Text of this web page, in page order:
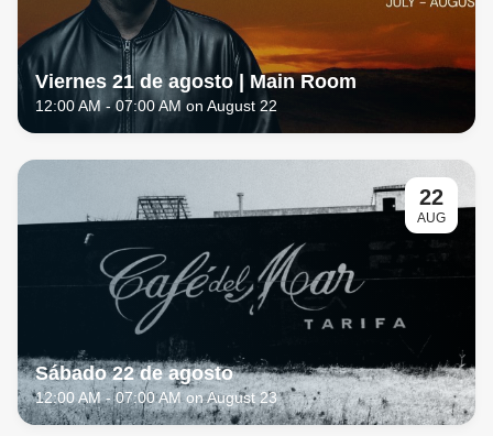
Viernes 21 de agosto | Main Room
12:00 AM- 07:00 AM on August 22
22
AUG
Sábado 22 de agosto
12:00 AM- 07:00 AM on August 23